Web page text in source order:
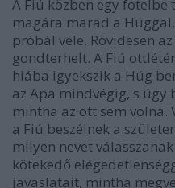
A Fiú közben egy fotelbe
magára marad a
próbál vele. Rövidesen
gondterhelt. A Fiú
hiába igyekszik a Húg
az Apa mindvégig, s úgy
mintha az ott sem volna.
a Fiú beszélnek a
milyen nevet
kötekedő
javaslatait, mintha